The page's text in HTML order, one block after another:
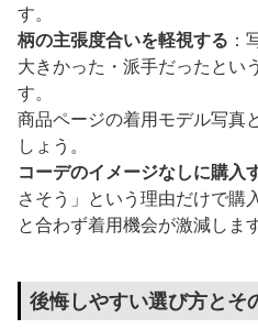
す。
柄の主張度合いを軽視する ：
大きかった・派手だったとい
す。
商品ページの着用モデル写真
しょう。
コーデのイメージなしに購入
さそう」という理由だけで購
と合わず着用機会が激減します
後悔しやすい選び方とそ